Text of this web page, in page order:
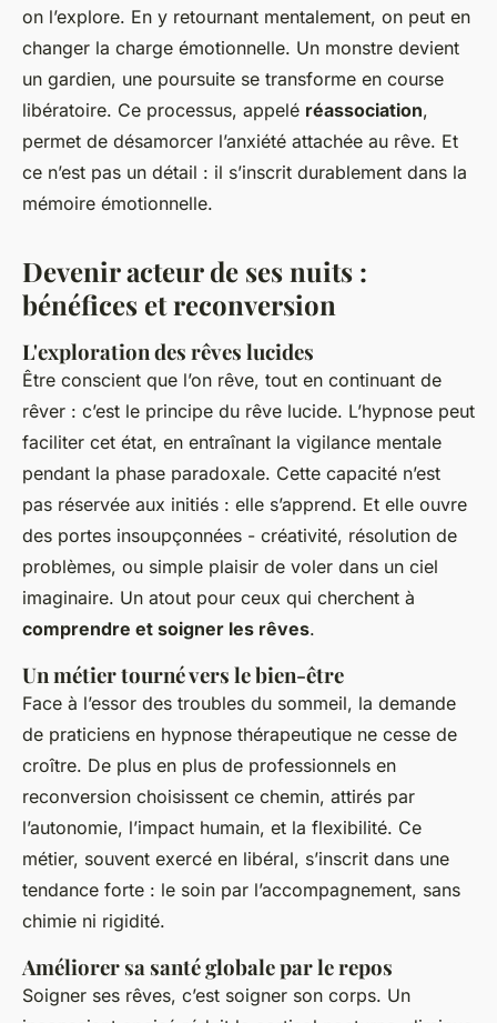
on l’explore. En y retournant mentalement, on peut en
changer la charge émotionnelle. Un monstre devient
un gardien, une poursuite se transforme en course
libératoire. Ce processus, appelé réassociation,
permet de désamorcer l’anxiété attachée au rêve. Et
ce n’est pas un détail : il s’inscrit durablement dans la
mémoire émotionnelle.
Devenir acteur de ses nuits :
bénéfices et reconversion
L'exploration des rêves lucides
Être conscient que l’on rêve, tout en continuant de
rêver : c’est le principe du rêve lucide. L’hypnose peut
faciliter cet état, en entraînant la vigilance mentale
pendant la phase paradoxale. Cette capacité n’est
pas réservée aux initiés : elle s’apprend. Et elle ouvre
des portes insoupçonnées - créativité, résolution de
problèmes, ou simple plaisir de voler dans un ciel
imaginaire. Un atout pour ceux qui cherchent à
comprendre et soigner les rêves.
Un métier tourné vers le bien-être
Face à l’essor des troubles du sommeil, la demande
de praticiens en hypnose thérapeutique ne cesse de
croître. De plus en plus de professionnels en
reconversion choisissent ce chemin, attirés par
l’autonomie, l’impact humain, et la flexibilité. Ce
métier, souvent exercé en libéral, s’inscrit dans une
tendance forte : le soin par l’accompagnement, sans
chimie ni rigidité.
Améliorer sa santé globale par le repos
Soigner ses rêves, c’est soigner son corps. Un